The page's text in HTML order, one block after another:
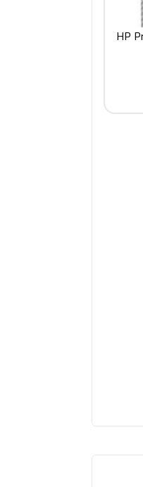
HP